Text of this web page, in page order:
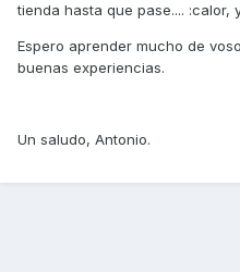
tienda hasta que pase.... :calor,
Espero aprender mucho de
buenas experiencias.
Un saludo, Antonio.